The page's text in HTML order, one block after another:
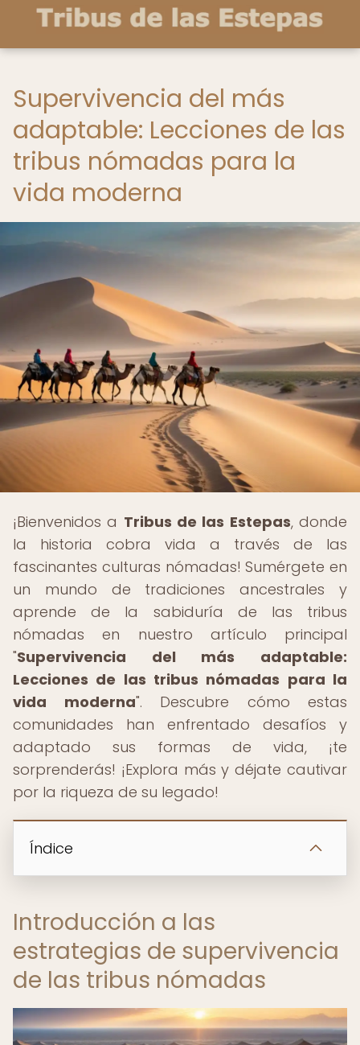
Supervivencia del más
adaptable: Lecciones de las
tribus nómadas para la
vida moderna
¡Bienvenidos a Tribus de las Estepas, donde
la historia cobra vida a través de las
fascinantes culturas nómadas! Sumérgete en
un mundo de tradiciones ancestrales y
aprende de la sabiduría de las tribus
nómadas en nuestro artículo principal
"Supervivencia del más adaptable:
Lecciones de las tribus nómadas para la
vida moderna". Descubre cómo estas
comunidades han enfrentado desafíos y
adaptado sus formas de vida, ¡te
sorprenderás! ¡Explora más y déjate cautivar
por la riqueza de su legado!
Índice
Introducción a las
estrategias de supervivencia
de las tribus nómadas